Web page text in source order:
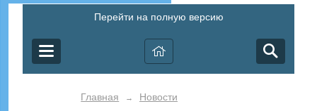
Перейти на полную версию
Главная → Новости